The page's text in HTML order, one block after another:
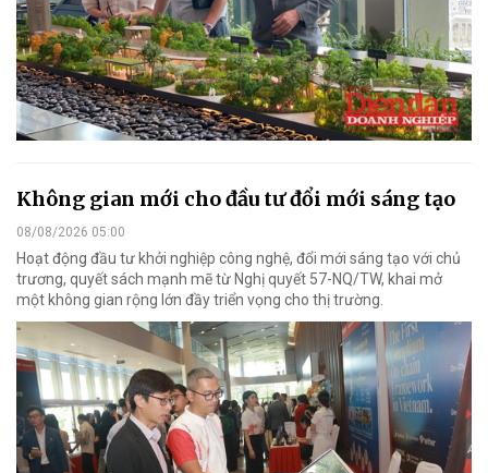
Không gian mới cho đầu tư đổi mới sáng tạo
08/08/2026 05:00
Hoạt động đầu tư khởi nghiệp công nghệ, đổi mới sáng tạo với chủ
trương, quyết sách mạnh mẽ từ Nghị quyết 57-NQ/TW, khai mở
một không gian rộng lớn đầy triển vọng cho thị trường.